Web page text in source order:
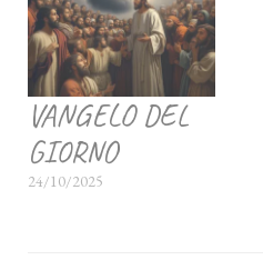
VANGELO DEL
GIORNO
24/10/2025